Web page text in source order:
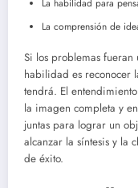
La comprensión de
Si los problemas
habilidad es reconocer
tendrá. El
la imagen completa y
juntas para lograr un
alcanzar la síntesis y la
de éxito.